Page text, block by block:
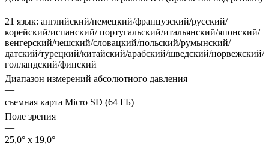
—
21 язык: английский/немецкий/французский/русский/
корейский/испанский/ португальский/итальянский/японский/
венгерский/чешский/словацкий/польский/румынский/
датский/турецкий/китайский/арабский/шведский/норвежский/
голландский/финский
Диапазон измерений абсолютного давления
—
съемная карта Micro SD (64 ГБ)
Поле зрения
—
25,0° x 19,0°